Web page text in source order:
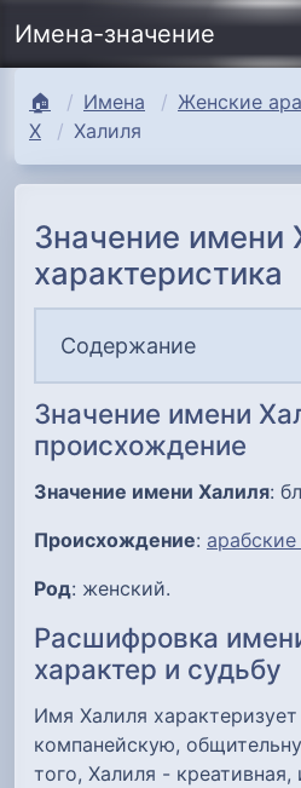
Имена-значение
🏠 Имена
Женские
Х
Халиля
Значение имени
характеристика
Содержание
Значение имени
происхождение
Значение имени Халиля:
Происхождение:
Род: женский.
Расшифровка
характер и судьбу
Имя Халиля
компанейскую,
того, Халиля - креативная,